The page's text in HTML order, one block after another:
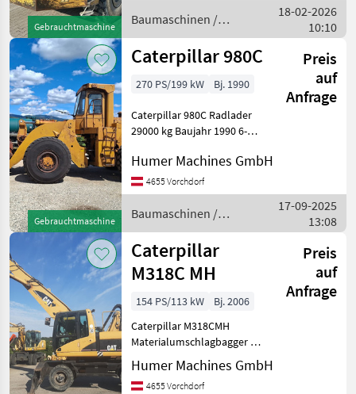
Gebrauchtmaschine
DI - 270PS 4x4
Baumaschinen /
Caterpillar
18-02-2026
10:10
Gebrauchtmaschine
Caterpillar 980C
Preis
auf
Anfrage
270 PS/199 kW Bj. 1990
Caterpillar 980C Radlader
29000 kg Baujahr 1990 6-
Motor - 14, 6 Liter Hubraum
- 270 PS Baumaschinen
Radlader
Humer Machines GmbH
4655 Vorchdorf
Baumaschinen /
Caterpillar
17-09-2025
13:08
Caterpillar
M318C MH
Preis
auf
Anfrage
154 PS/113 kW
Bj. 2006
Caterpillar M318CMH
Materialumschlagbagger ca.
21500 kg Baujahr 2006 6-
Zylinder Caterpillar-Motor -
154 PS Vollgummiräder 4-
Humer Machines GmbH
4655 Vorchdorf